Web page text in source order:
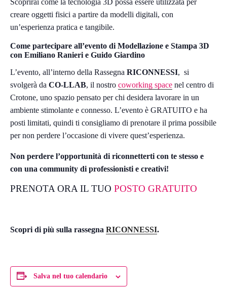
Scoprirai come la tecnologia 3D possa essere utilizzata per
creare oggetti fisici a partire da modelli digitali, con
un’esperienza pratica e tangibile.
Come partecipare all’evento di Modellazione e Stampa 3D
con Emiliano Ranieri e Guido Giardino
L’evento, all’interno della Rassegna RICONNESSI, si
svolgerà da CO-LLAB, il nostro coworking space nel centro di
Crotone, uno spazio pensato per chi desidera lavorare in un
ambiente stimolante e connesso. L’evento è GRATUITO e ha
posti limitati, quindi ti consigliamo di prenotare il prima possibile
per non perdere l’occasione di vivere quest’esperienza.
Non perdere l’opportunità di riconnetterti con te stesso e
con una community di professionisti e creativi!
PRENOTA ORA IL TUO POSTO GRATUITO
Scopri di più sulla rassegna RICONNESSI.
Salva nel tuo calendario